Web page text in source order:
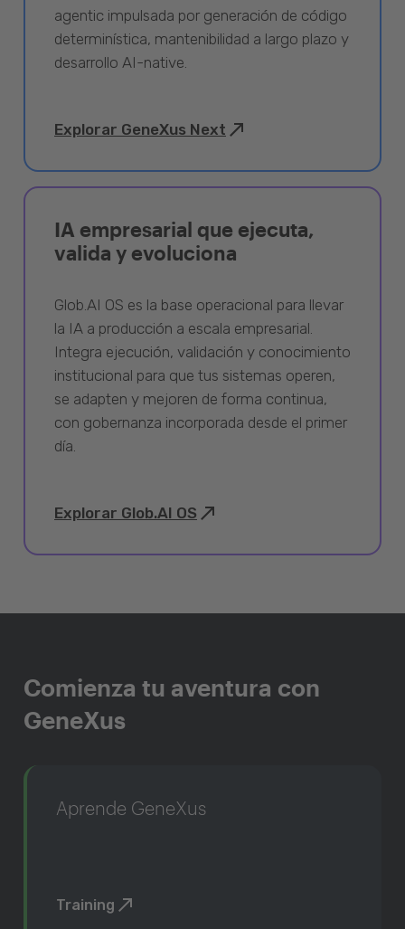
agentic impulsada por generación de código
determinística, mantenibilidad a largo plazo y
desarrollo AI-native.
Explorar GeneXus Next
IA empresarial que ejecuta,
valida y evoluciona
Glob.AI OS es la base operacional para llevar
la IA a producción a escala empresarial.
Integra ejecución, validación y conocimiento
institucional para que tus sistemas operen,
se adapten y mejoren de forma continua,
con gobernanza incorporada desde el primer
día.
Explorar Glob.AI OS
Comienza tu aventura con
GeneXus
Aprende GeneXus
Training